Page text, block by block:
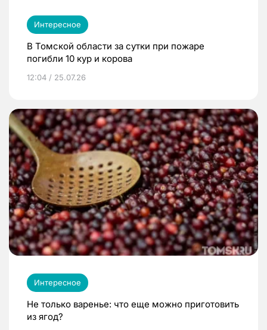
Интересное
В Томской области за сутки при пожаре
погибли 10 кур и корова
12:04 / 25.07.26
Интересное
Не только варенье: что еще можно приготовить
из ягод?